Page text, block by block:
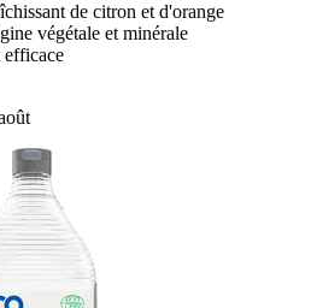
de citron et d'orange
végétale et minérale
efficace